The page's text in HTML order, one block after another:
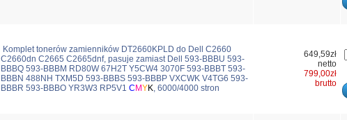
Komplet tonerów zamienników DT2660KPLD do Dell C2660
C2660dn C2665 C2665dnf, pasuje zamiast Dell 593-BBBU 593-
BBBQ 593-BBBM RD80W 67H2T Y5CW4 3070F 593-BBBT 593-
BBBN 488NH TXM5D 593-BBBS 593-BBBP VXCWK V4TG6 593-
BBBR 593-BBBO YR3W3 RP5V1 C MYK, 6000/4000 stron
649,59zł
netto
799,00zł
brutto